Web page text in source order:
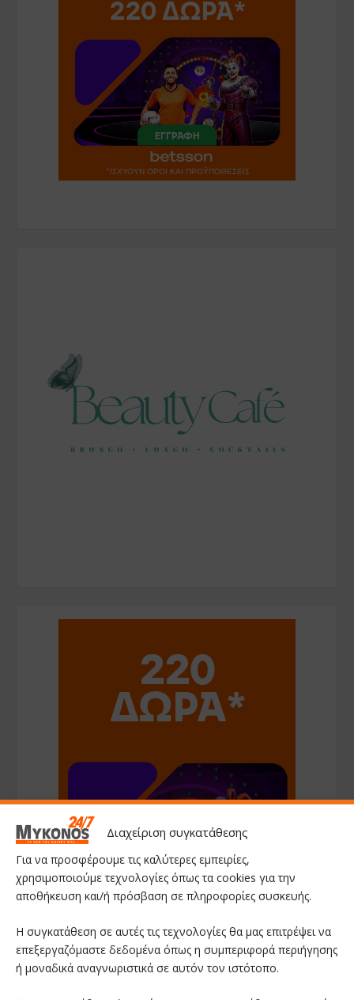
Διαχείριση συγκατάθεσης
Για να προσφέρουμε τις καλύτερες εμπειρίες,
χρησιμοποιούμε τεχνολογίες όπως τα cookies για την
αποθήκευση και/ή πρόσβαση σε πληροφορίες συσκευής.
Η συγκατάθεση σε αυτές τις τεχνολογίες θα μας επιτρέψει να
επεξεργαζόμαστε δεδομένα όπως η συμπεριφορά περιήγησης
ή μοναδικά αναγνωριστικά σε αυτόν τον ιστότοπο.